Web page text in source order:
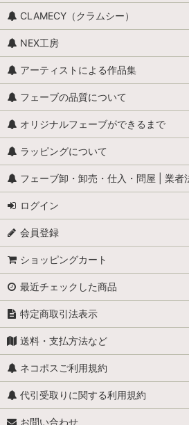
CLAMECY（クラムシー）
NEX工房
アーティストによる作品集
フェーブの品質について
オリジナルフェーブができるまで
ラッピングについて
フェーブ卸・卸売・仕入・問屋 | 業者
ログイン
会員登録
ショッピングカート
最近チェックした商品
特定商取引法表示
送料・支払方法など
ネコポスご利用規約
代引受取りに関する利用規約
お問い合わせ